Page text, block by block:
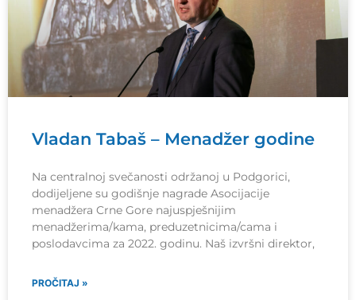
Vladan Tabaš – Menadžer godine
Na centralnoj svečanosti održanoj u Podgorici,
dodijeljene su godišnje nagrade Asocijacije
menadžera Crne Gore najuspješnijim
menadžerima/kama, preduzetnicima/cama i
poslodavcima za 2022. godinu. Naš izvršni direktor,
PROČITAJ »